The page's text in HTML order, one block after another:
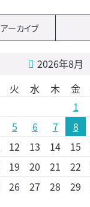
アーカイブ
2026年8月
火 水 木 金
1
5 6 7 8
12 13 14 15
19 20 21 22
26 27 28 29